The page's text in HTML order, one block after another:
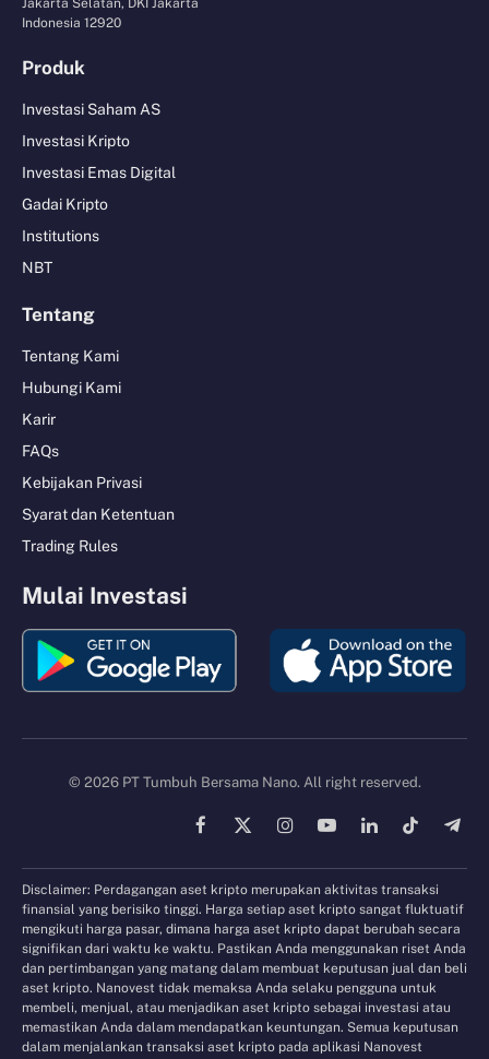
Jakarta Selatan, DKI Jakarta
Indonesia 12920
Produk
Investasi Saham AS
Investasi Kripto
Investasi Emas Digital
Gadai Kripto
Institutions
NBT
Tentang
Tentang Kami
Hubungi Kami
Karir
FAQs
Kebijakan Privasi
Syarat dan Ketentuan
Trading Rules
Mulai Investasi
© 2026 PT Tumbuh Bersama Nano. All right reserved.
Facebook
X
InstagramYouTubeLinkedInTikTok
Disclaimer: Perdagangan aset kripto merupakan aktivitas transaksi
finansial yang berisiko tinggi. Harga setiap aset kripto sangat fluktuatif
mengikuti harga pasar, dimana harga aset kripto dapat berubah secara
signifikan dari waktu ke waktu. Pastikan Anda menggunakan riset Anda
dan pertimbangan yang matang dalam membuat keputusan jual dan beli
aset kripto. Nanovest tidak memaksa Anda selaku pengguna untuk
membeli, menjual, atau menjadikan aset kripto sebagai investasi atau
memastikan Anda dalam mendapatkan keuntungan. Semua keputusan
dalam menjalankan transaksi aset kripto pada aplikasi Nanovest